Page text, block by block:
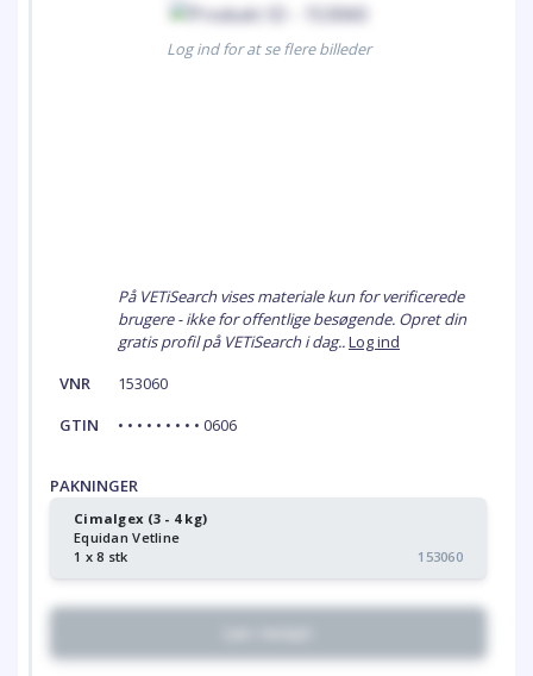
Log ind for at se flere billeder
På VETiSearch vises materiale kun for verificerede
brugere - ikke for offentlige besøgende. Opret din
gratis profil på VETiSearch i dag..Log ind
VNR
153060
GTIN
• • • • • • • • • 0606
PAKNINGER
Cimalgex (3 - 4 kg)
Equidan Vetline
1 x 8 stk
153060